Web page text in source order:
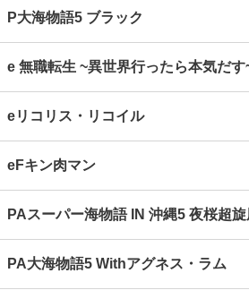
P大海物語5 ブラック
e 無職転生 ~異世界行ったら本気だす
eリコリス・リコイル
eFキン肉マン
PAスーパー海物語 IN 沖縄5 夜桜超
PA大海物語5 Withアグネス・ラム